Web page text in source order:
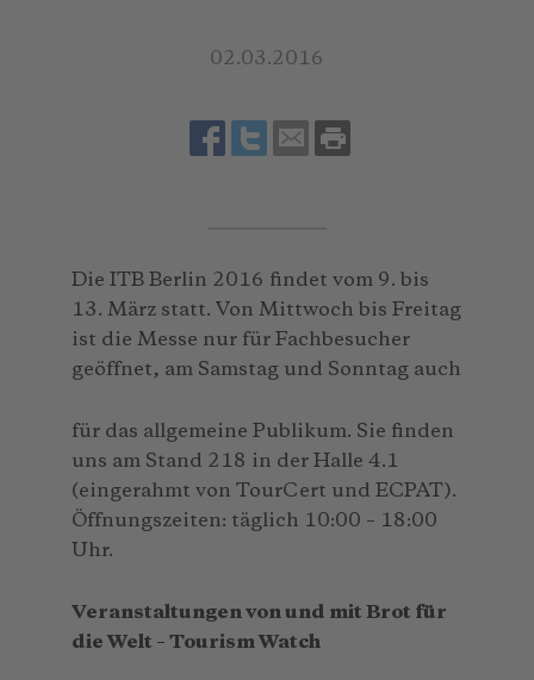
02.03.2016
Die ITB Berlin 2016 findet vom 9. bis
13. März statt. Von Mittwoch bis Freitag
ist die Messe nur für Fachbesucher
geöffnet, am Samstag und Sonntag auch
für das allgemeine Publikum. Sie finden
uns am Stand 218 in der Halle 4.1
(eingerahmt von TourCert und ECPAT).
Öffnungszeiten: täglich 10:00 – 18:00
Uhr.
Veranstaltungen von und mit Brot für
die Welt – Tourism Watch